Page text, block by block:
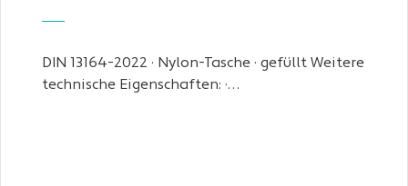
DIN 13164-2022 · Nylon-Tasche · gefüllt Weitere
technische Eigenschaften: ·…